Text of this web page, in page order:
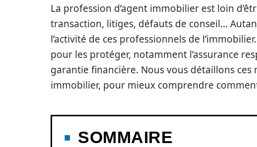
La profession d’agent immobilier est loin
transaction, litiges, défauts de conseil…
l’activité de ces professionnels de
pour les protéger, notamment l’assurance
garantie financière. Nous vous détaillons ces
immobilier, pour mieux comprendre
SOMMAIRE